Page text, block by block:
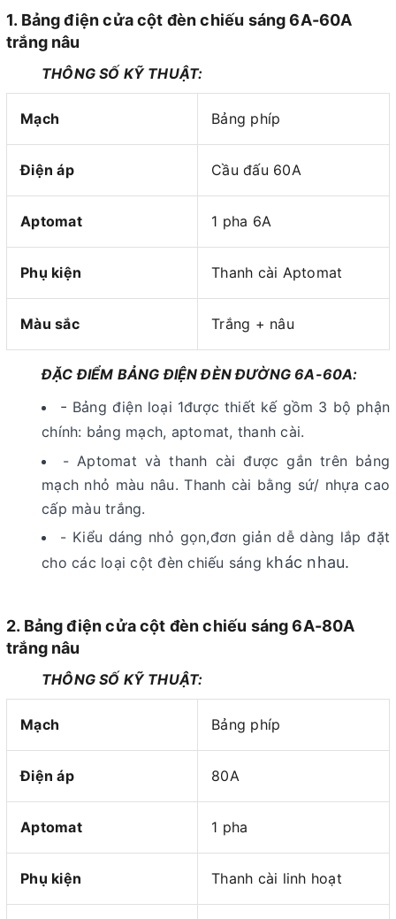
1. Bảng điện cửa cột đèn chiếu sáng 6A-60A
trắng nâu
THÔNG SỐ KỸ THUẬT:
Mạch Bảng phíp
Điện áp Cầu đấu 60A
Aptomat 1 pha 6A
Phụ kiện Thanh cài Aptomat
Màu sắc Trắng + nâu
ĐẶC ĐIỂM BẢNG ĐIỆN ĐÈN ĐƯỜNG 6A-60A:
- Bảng điện loại 1được thiết kế gồm 3 bộ phận
chính: bảng mạch, aptomat, thanh cài.
- Aptomat và thanh cài được gắn trên bảng
mạch nhỏ màu nâu. Thanh cài bằng sứ/ nhựa cao
cấp màu trắng.
- Kiểu dáng nhỏ gọn,đơn giản dễ dàng lắp đặt
cho các loại cột đèn chiếu sáng khác nhau.
2. Bảng điện cửa cột đèn chiếu sáng 6A-80A
trắng nâu
THÔNG SỐ KỸ THUẬT:
Mạch Bảng phíp
Điện áp 80A
Aptomat 1 pha
Phụ kiện Thanh cài linh hoạt